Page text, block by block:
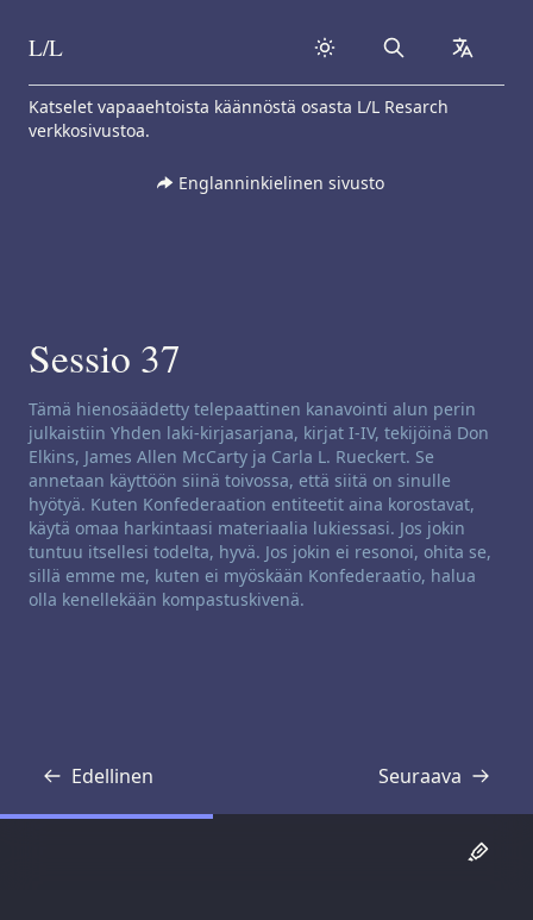
Skip to content
L/L Search
Katselet vapaaehtoista käännöstä osasta L/L Resarch
verkkosivustoa.
Englanninkielinen sivusto
Sessio 37
Kanavoinnin vastuuvapausilmoitus:
Tämä hienosäädetty telepaattinen kanavointi alun perin
julkaistiin Yhden laki-kirjasarjana, kirjat I-IV, tekijöinä Don
Elkins, James Allen McCarty ja Carla L. Rueckert. Se
annetaan käyttöön siinä toivossa, että siitä on sinulle
hyötyä. Kuten Konfederaation entiteetit aina korostavat,
käytä omaa harkintaasi materiaalia lukiessasi. Jos jokin
tuntuu itsellesi todelta, hyvä. Jos jokin ei resonoi, ohita se,
sillä emme me, kuten ei myöskään Konfederaatio, halua
olla kenellekään kompastuskivenä.
Edellinen
Transkriptio Seuraava
Transkriptio